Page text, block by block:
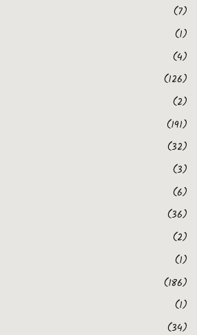
(7)
(1)
(4)
(126)
(2)
(191)
(32)
(3)
(6)
(36)
(2)
(1)
(186)
(1)
(34)